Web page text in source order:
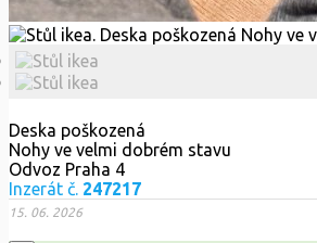
Deska poškozená
Nohy ve velmi dobrém stavu
Odvoz Praha 4
Inzerát č. 247217
15. 06. 2026